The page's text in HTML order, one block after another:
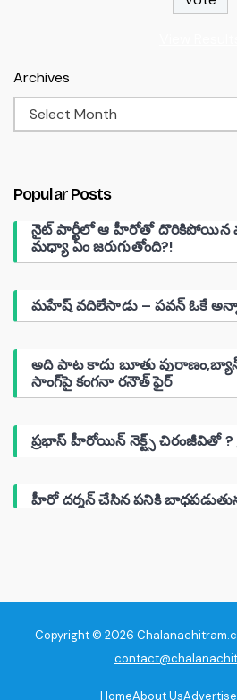
Archives
Popular Posts
నైట్ పార్టీలో ఆ హీరోతో దొరికిపోయిన
మధ్యా ఏం జరుగుతోంది?!
మహేష్ వదిలేసాడు – పవన్ ఓకే
అది పాట కాదు బూతు
సాంగ్‌పై కంగనా రనౌత్ ఫైర్
ప్రభాస్ హీరోయిన్ నెక్ట్స్ చిరంజీవితో ?
హీరో దర్శన్ చేసిన పనికి
Copyright © 2026
HomeAbout UsAdvertise